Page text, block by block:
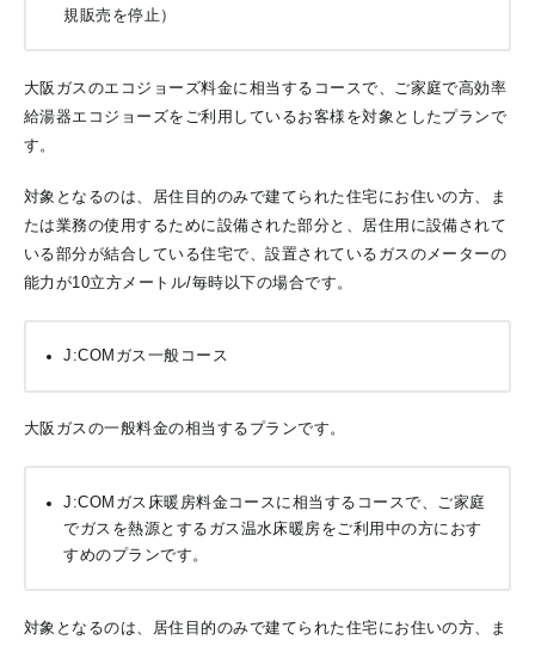
規販売を停止）
大阪ガスのエコジョーズ料金に相当するコースで、ご家庭で高効率
給湯器エコジョーズをご利用しているお客様を対象としたプランで
す。
対象となるのは、居住目的のみで建てられた住宅にお住いの方、ま
たは業務の使用するために設備された部分と、居住用に設備されて
いる部分が結合している住宅で、設置されているガスのメーターの
能力が10立方メートル/毎時以下の場合です。
J:COMガス一般コース
大阪ガスの一般料金の相当するプランです。
J:COMガス床暖房料金コースに相当するコースで、ご家庭
でガスを熱源とするガス温水床暖房をご利用中の方におす
すめのプランです。
対象となるのは、居住目的のみで建てられた住宅にお住いの方、ま